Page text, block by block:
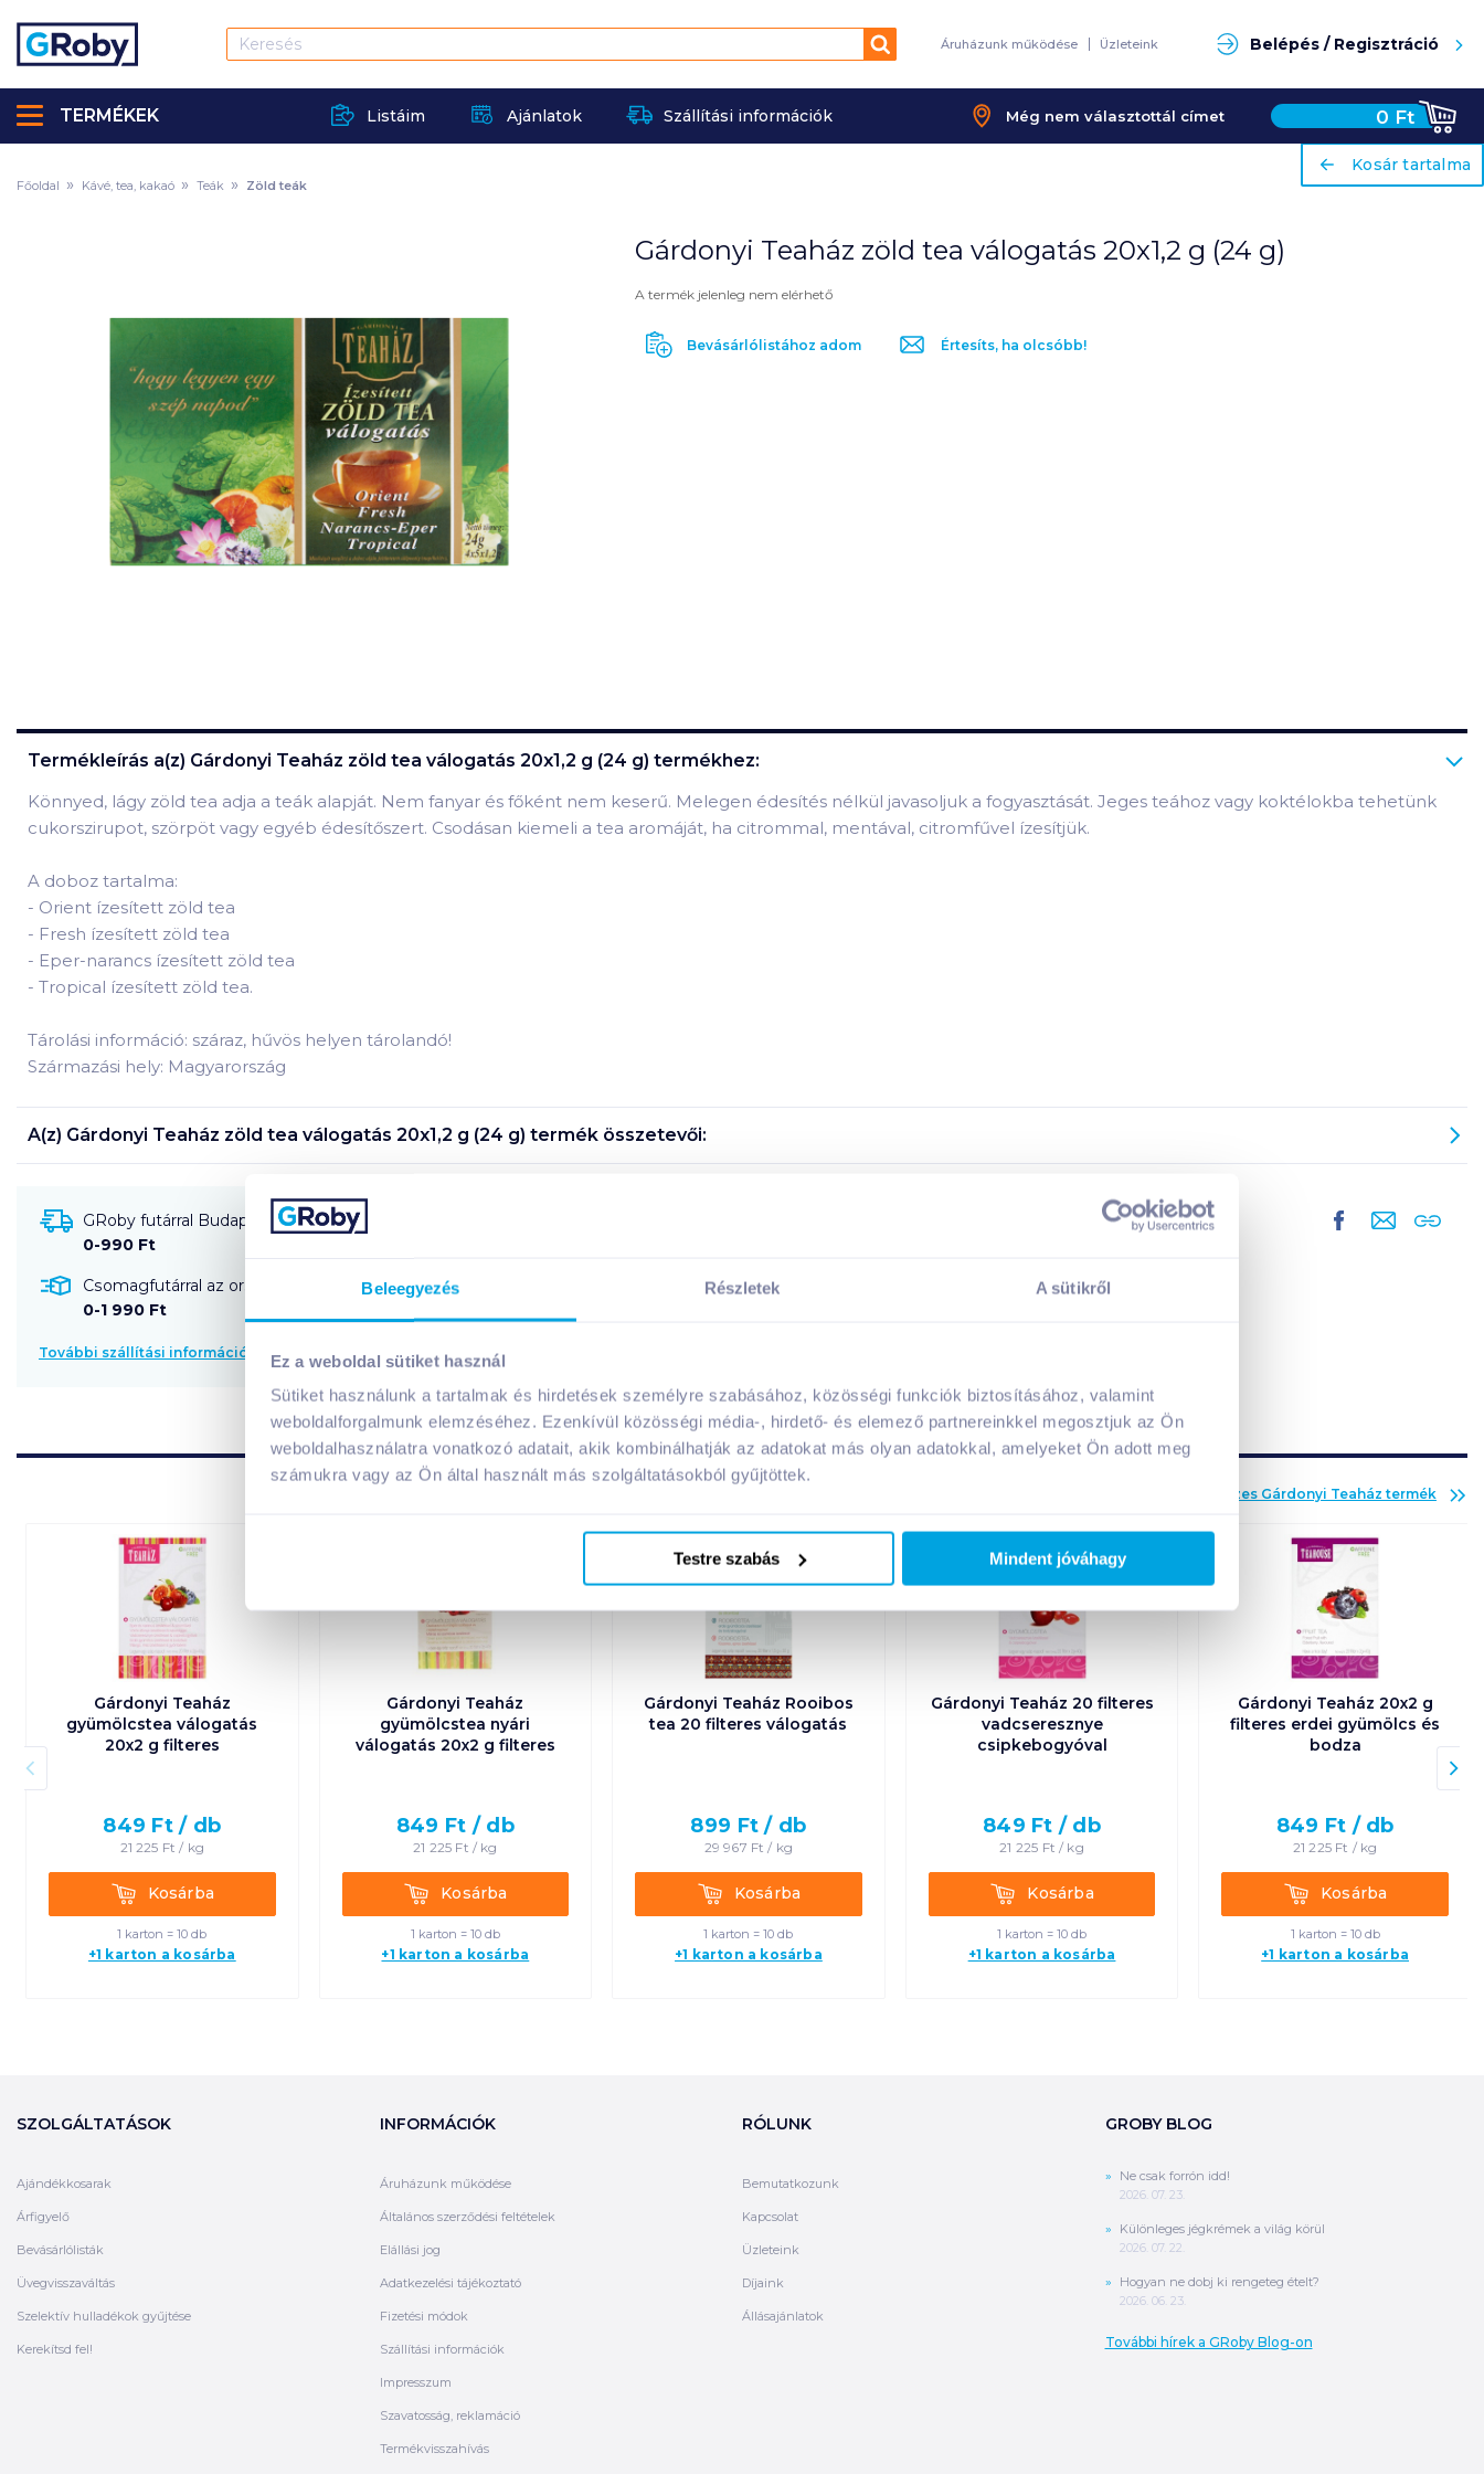
Beleegyezés Részletek A sütikről
Ez a weboldal sütiket használ
Sütiket használunk a tartalmak és hirdetések személyre szabásához, közösségi funkciók biztosításához, valamint
weboldalforgalmunk elemzéséhez. Ezenkívül közösségi média-, hirdető- és elemező partnereinkkel megosztjuk az Ön
weboldalhasználatra vonatkozó adatait, akik kombinálhatják az adatokat más olyan adatokkal, amelyeket Ön adott meg
számukra vagy az Ön által használt más szolgáltatásokból gyűjtöttek.
Testre szabás Mindent jóváhagy
Keresés Áruházunk működése Üzleteink Belépés / Regisztráció
Listáim Ajánlatok Szállítási információk Még nem választottál címet 0 Ft
TERMÉKEK
ariaLabel
Kosár tartalma
Főoldal Kávé, tea, kakaó Teák Zöld teák
Gárdonyi Teaház zöld tea válogatás 20x1,2 g (24 g)
A termék jelenleg nem elérhető
Bevásárlólistához adom Értesíts, ha olcsóbb!
Termékleírás a(z) Gárdonyi Teaház zöld tea válogatás 20x1,2 g (24 g) termékhez:
Könnyed, lágy zöld tea adja a teák alapját. Nem fanyar és főként nem keserű. Melegen édesítés nélkül javasoljuk a fogyasztását. Jeges teához vagy koktélokba tehetünk
cukorszirupot, szörpöt vagy egyéb édesítőszert. Csodásan kiemeli a tea aromáját, ha citrommal, mentával, citromfűvel ízesítjük.
A doboz tartalma:
- Orient ízesített zöld tea
- Fresh ízesített zöld tea
- Eper-narancs ízesített zöld tea
- Tropical ízesített zöld tea.
Tárolási információ: száraz, hűvös helyen tárolandó!
Származási hely: Magyarország
A(z) Gárdonyi Teaház zöld tea válogatás 20x1,2 g (24 g) termék összetevői:
GRoby futárral Budapestre és környékére szállítható
0-990 Ft
Csomagfutárral az ország egész területére szállítható!
0-1 990 Ft
További szállítási információk
A márka további termékei
Az összes Gárdonyi Teaház termék
Gárdonyi Teaház
gyümölcstea válogatás
20x2 g filteres
849 Ft / db
21 225 Ft / kg
KosárbaKosárba
1 karton = 10 db
+1 karton a kosárba
Gárdonyi Teaház
gyümölcstea nyári
válogatás 20x2 g filteres
849 Ft / db
21 225 Ft / kg
KosárbaKosárba
1 karton = 10 db
+1 karton a kosárba
Gárdonyi Teaház Rooibos
tea 20 filteres válogatás
899 Ft / db
29 967 Ft / kg
KosárbaKosárba
1 karton = 10 db
+1 karton a kosárba
Gárdonyi Teaház 20 filteres
vadcseresznye
csipkebogyóval
849 Ft / db
21 225 Ft / kg
KosárbaKosárba
1 karton = 10 db
+1 karton a kosárba
Gárdonyi Teaház 20x2 g
filteres erdei gyümölcs és
bodza
849 Ft / db
21 225Ft / kg
KosárbaKosárba
1 karton = 10 db
+1 karton a kosárba
SZOLGÁLTATÁSOK
Ajándékkosarak
Árfigyelő
Bevásárlólisták
Üvegvisszaváltás
Szelektív hulladékok gyűjtése
Kerekítsd fel!
INFORMÁCIÓK
Áruházunk működése
Általános szerződési feltételek
Elállási jog
Adatkezelési tájékoztató
Fizetési módok
Szállítási információk
Impresszum
Szavatosság, reklamáció
Termékvisszahívás
RÓLUNK
Bemutatkozunk
Kapcsolat
Üzleteink
Díjaink
Állásajánlatok
GROBY BLOG
Ne csak forrón idd!
2026. 07. 23.
Különleges jégkrémek a világ körül
2026. 07. 22.
Hogyan ne dobj ki rengeteg ételt?
2026. 06. 23.
További hírek a GRoby Blog-on